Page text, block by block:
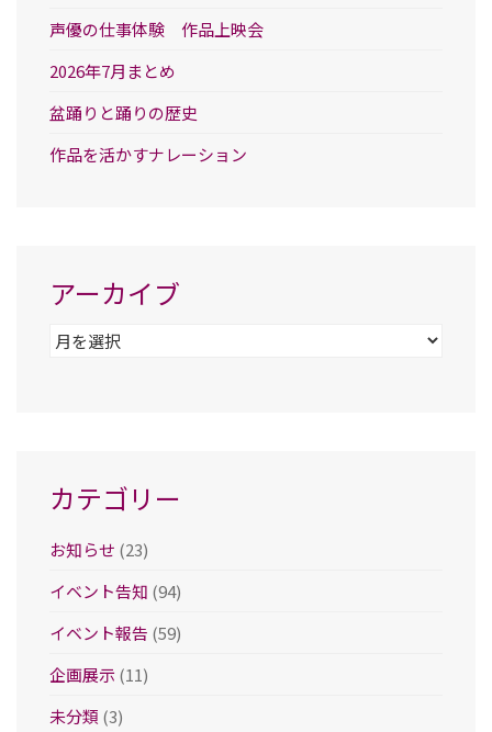
声優の仕事体験 作品上映会
2026年7月まとめ
盆踊りと踊りの歴史
作品を活かすナレーション
アーカイブ
ア
カテゴリー
お知らせ (23)
イベント告知 (94)
イベント報告 (59)
企画展示(11)
未分類 (3)